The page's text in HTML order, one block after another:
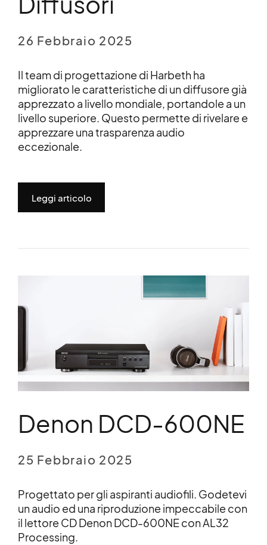
26 Febbraio 2025
Il team di progettazione di Harbeth ha
migliorato le caratteristiche di un diffusore già
apprezzato a livello mondiale, portandole a un
livello superiore. Questo permette di rivelare e
apprezzare una trasparenza audio
eccezionale.
Leggi articolo
Denon DCD-600NE
25 Febbraio 2025
Progettato per gli aspiranti audiofili. Godetevi
un audio ed una riproduzione impeccabile con
il lettore CD Denon DCD-600NE con AL32
Processing.